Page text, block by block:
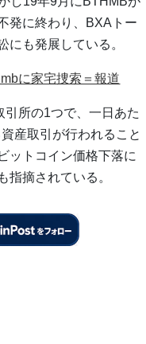
発に終わり、BXAトー
にも発展している。
に家宅捜索＝報道
所の1つで、一日あた
産取引が行われること
ットコイン価格下落に
指摘されている。